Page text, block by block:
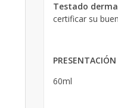
Testado
certificar su
PRESENTACIÓN
60ml